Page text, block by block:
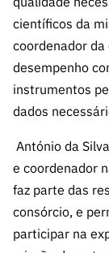
científicos da
coordenador
desempenho
instrumentos
dados
António da
e coordenador
faz parte das
consórcio, e
participar na